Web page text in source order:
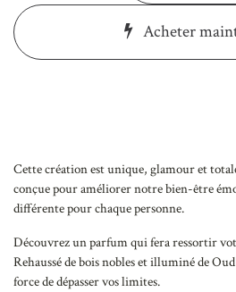
Acheter
Cette création est unique, glamour et
conçue pour améliorer notre bien-être
différente pour chaque personne.
Découvrez un parfum qui fera ressortir
Rehaussé de bois nobles et illuminé de
force de dépasser vos limites.